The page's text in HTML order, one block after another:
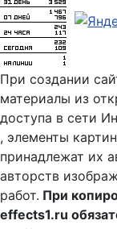
При создании
материалы из
доступа в сети
, элементы
принадлежат их
авторств
работ. При
effects1.ru